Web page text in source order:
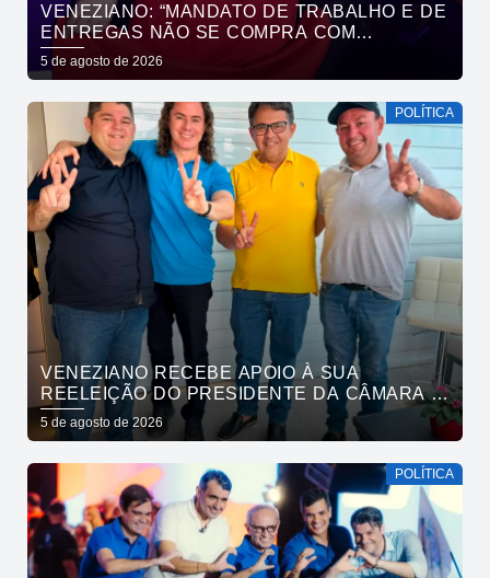
VENEZIANO: “MANDATO DE TRABALHO E DE
ENTREGAS NÃO SE COMPRA COM
DINHEIRO, SE CONQUISTA COM TRABALHO”
5 de agosto de 2026
POLÍTICA
VENEZIANO RECEBE APOIO À SUA
REELEIÇÃO DO PRESIDENTE DA CÂMARA E
VEREADORES DE SÃO BENTO
5 de agosto de 2026
POLÍTICA